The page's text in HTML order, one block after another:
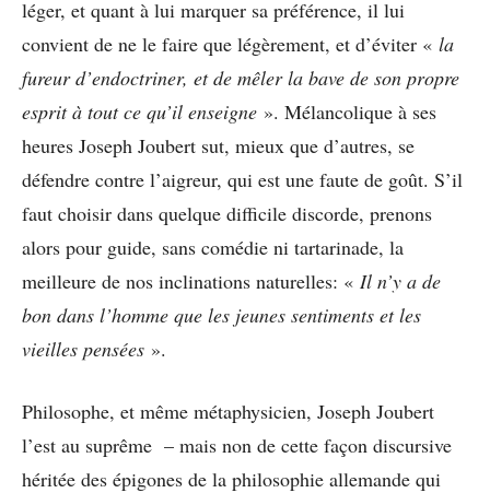
léger, et quant à lui marquer sa préférence, il lui
convient de ne le faire que légèrement, et d’éviter « la
fureur d’endoctriner, et de mêler la bave de son propre
esprit à tout ce qu’il enseigne ». Mélancolique à ses
heures Joseph Joubert sut, mieux que d’autres, se
défendre contre l’aigreur, qui est une faute de goût. S’il
faut choisir dans quelque difficile discorde, prenons
alors pour guide, sans comédie ni tartarinade, la
meilleure de nos inclinations naturelles: « Il n’y a de
bon dans l’homme que les jeunes sentiments et les
vieilles pensées ».
Philosophe, et même métaphysicien, Joseph Joubert
l’est au suprême – mais non de cette façon discursive
héritée des épigones de la philosophie allemande qui